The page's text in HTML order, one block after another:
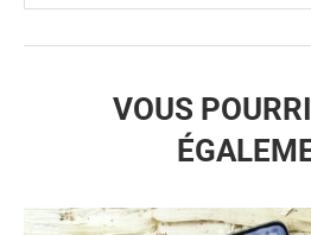
VOUS